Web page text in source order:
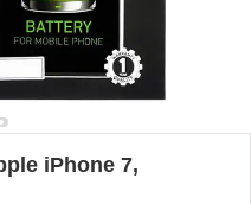
iPhone 7,